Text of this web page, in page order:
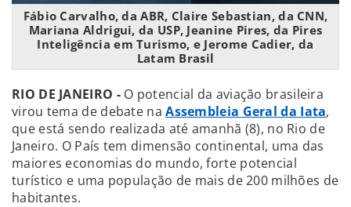
Fábio Carvalho, da ABR, Claire Sebastian, da CNN,
Mariana Aldrigui, da USP, Jeanine Pires, da Pires
Inteligência em Turismo, e Jerome Cadier, da
Latam Brasil
RIO DE JANEIRO -O potencial da aviação brasileira
virou tema de debate naAssembleia Geral da Iata,
que está sendo realizada até amanhã (8), no Rio de
Janeiro. O País tem dimensão continental, uma das
maiores economias do mundo, forte potencial
turístico e uma população de mais de 200 milhões de
habitantes.